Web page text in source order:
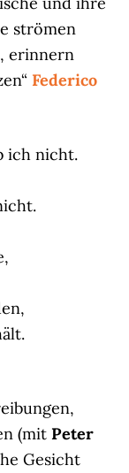
strömen
erinnern
Federico
ich nicht.
(mitPeter
Gesicht